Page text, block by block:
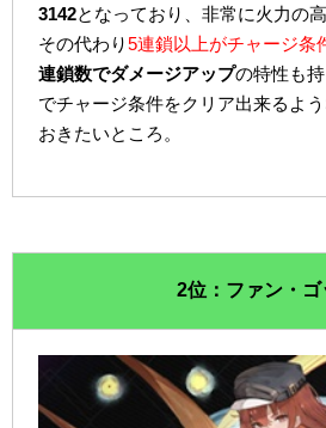
3142となっており、非常に火力の高
その代わり5連鎖以上がチャージ条
連鎖数でダメージアップの特性も
でチャージ条件をクリア出来るよ
おきたいところ。
2位：ファン・ゴ